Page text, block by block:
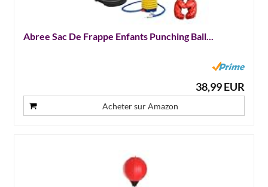
Abree Sac De Frappe Enfants Punching Ball...
38,99 EUR
Acheter sur Amazon